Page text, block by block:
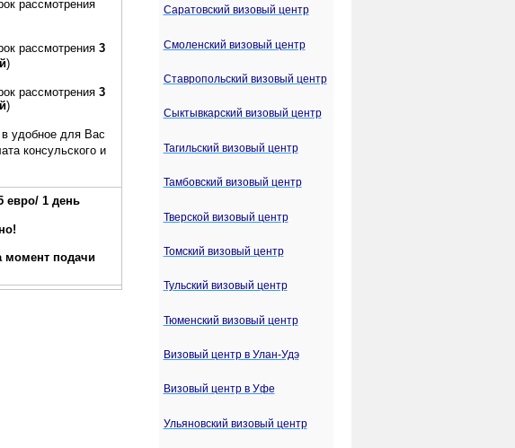
Саратовский визовый центр
Смоленский визовый центр
Ставропольский визовый центр
Сыктывкарский визовый центр
Тагильский визовый центр
Тамбовский визовый центр
Тверской визовый центр
Томский визовый центр
Тульский визовый центр
Тюменский визовый центр
Визовый центр в Улан-Удэ
Визовый центр в Уфе
Ульяновский визовый центр